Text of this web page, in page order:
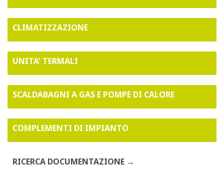
CLIMATIZZAZIONE
UNITA' TERMALI
SCALDABAGNI A GAS E POMPE DI CALORE
COMPLEMENTI DI IMPIANTO
RICERCA DOCUMENTAZIONE